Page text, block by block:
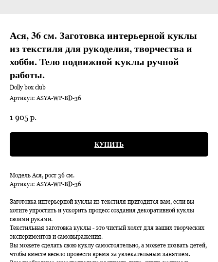
Ася, 36 см. Заготовка интерьерной куклы
из текстиля для рукоделия, творчества и
хобби. Тело подвижной куклы ручной
работы.
Dolly box club
Артикул:ASYA-WP-BD-36
1 905 р.
КУПИТЬ
Модель Ася, рост 36 см.
Артикул: ASYA-WP-BD-36
Заготовка интерьерной куклы из текстиля пригодится вам, если вы
хотите упростить и ускорить процесс создания декоративной куклы
своими руками.
Текстильная заготовка куклы - это чистый холст для ваших творческих
экспериментов и самовыражения.
Вы можете сделать свою куклу самостоятельно, а можете позвать детей,
чтобы вместе весело провести время за увлекательным занятием.